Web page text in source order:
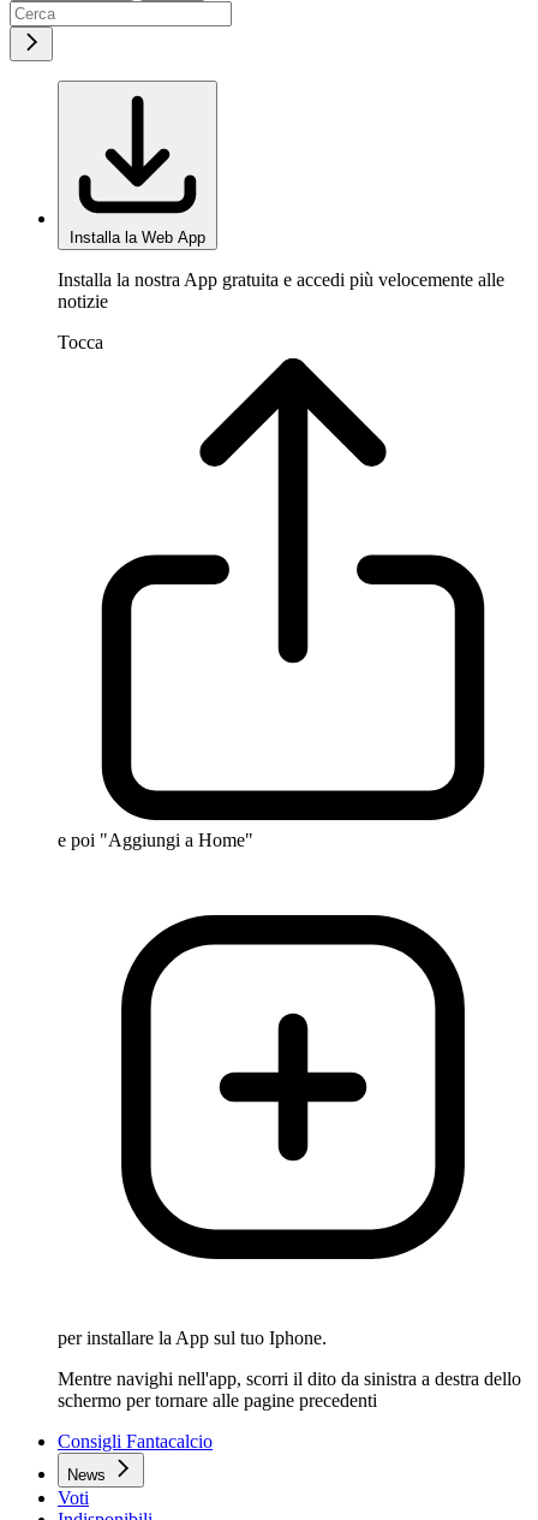
Installa la Web App
Installa la nostra App gratuita e accedi più velocemente alle
notizie
Tocca
e poi "Aggiungi a Home"
per installare la App sul tuo Iphone.
Mentre navighi nell'app, scorri il dito da sinistra a destra dello
schermo per tornare alle pagine precedenti
Consigli Fantacalcio
News
Voti